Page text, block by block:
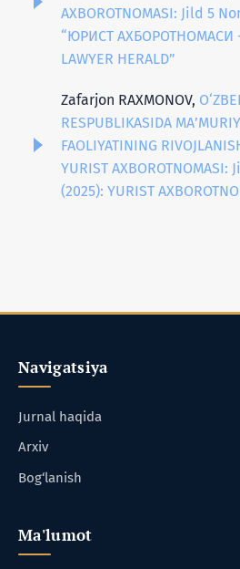
AXBOROTNOMASI: Jild 5
“ЮРИСТ АХБОРОТНОМАСИ
LAWYER HERALD”
Zafarjon RAXMONOV,
RESPUBLIKASIDA
FAOLIYATINING
YURIST
(2025): YURIST
Navigatsiya
Jurnal haqida
Arxiv
Bog‘lanish
Ma'lumot